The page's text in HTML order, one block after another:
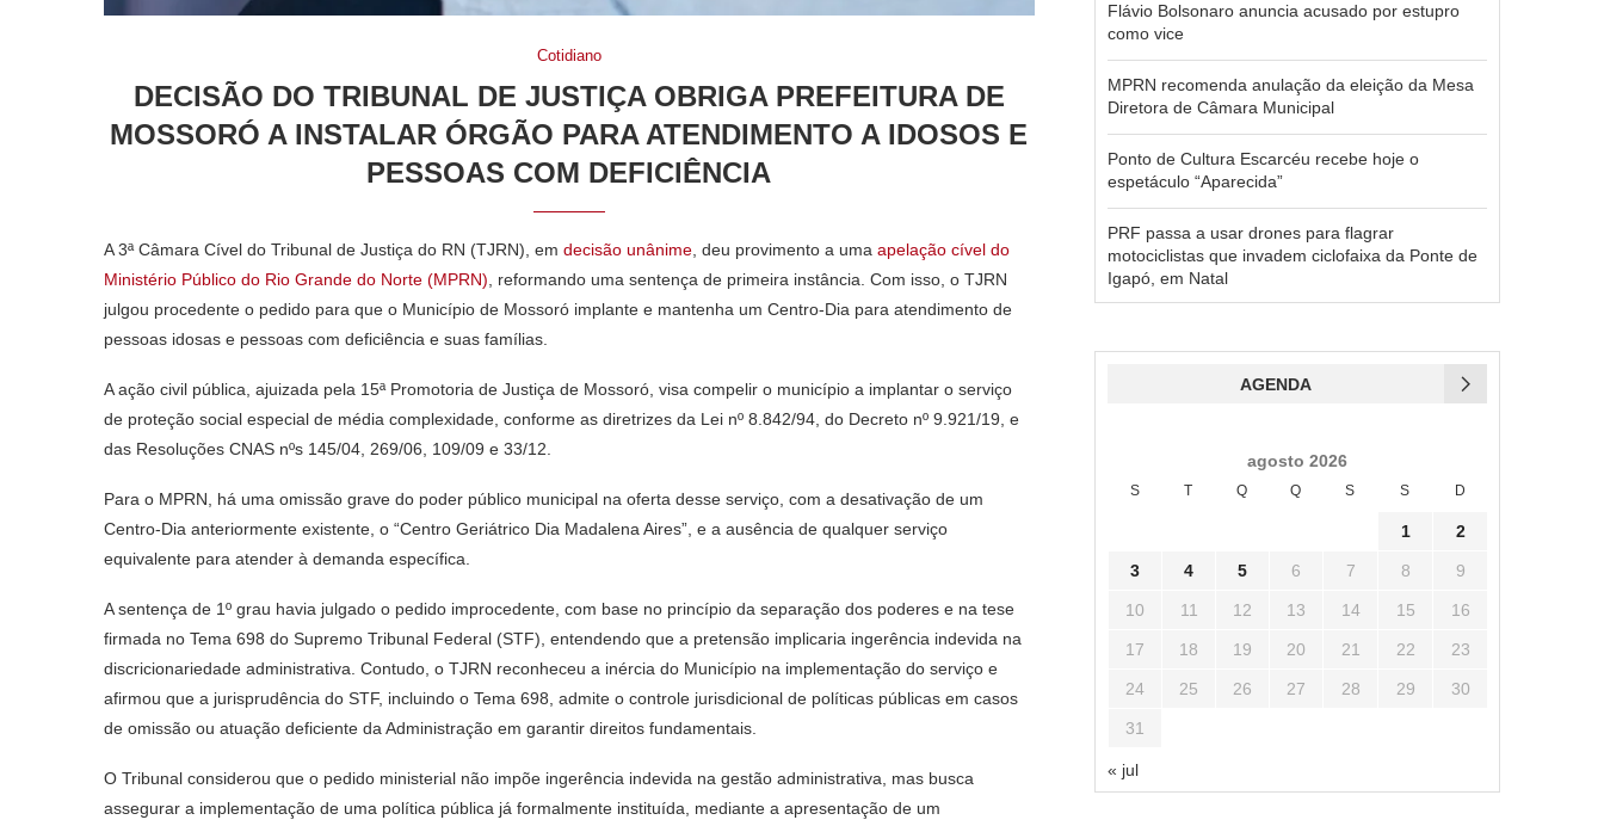
Cotidiano
DECISÃO DO TRIBUNAL DE JUSTIÇA OBRIGA PREFEITURA DE
MOSSORÓ A INSTALAR ÓRGÃO PARA ATENDIMENTO A IDOSOS E
PESSOAS COM DEFICIÊNCIA
A 3ª Câmara Cível do Tribunal de Justiça do RN (TJRN), em decisão unânime , deu provimento a uma apelação cível do
Ministério Público do Rio Grande do Norte (MPRN) , reformando uma sentença de primeira instância. Com isso, o TJRN
julgou procedente o pedido para que o Município de Mossoró implante e mantenha um Centro-Dia para atendimento de
pessoas idosas e pessoas com deficiência e suas famílias.
A ação civil pública, ajuizada pela 15ª Promotoria de Justiça de Mossoró, visa compelir o município a implantar o serviço
de proteção social especial de média complexidade, conforme as diretrizes da Lei nº 8.842/94, do Decreto nº 9.921/19, e
das Resoluções CNAS nºs 145/04, 269/06, 109/09 e 33/12.
Para o MPRN, há uma omissão grave do poder público municipal na oferta desse serviço, com a desativação de um
Centro-Dia anteriormente existente, o “Centro Geriátrico Dia Madalena Aires”, e a ausência de qualquer serviço
equivalente para atender à demanda específica.
A sentença de 1º grau havia julgado o pedido improcedente, com base no princípio da separação dos poderes e na tese
firmada no Tema 698 do Supremo Tribunal Federal (STF), entendendo que a pretensão implicaria ingerência indevida na
discricionariedade administrativa. Contudo, o TJRN reconheceu a inércia do Município na implementação do serviço e
afirmou que a jurisprudência do STF, incluindo o Tema 698, admite o controle jurisdicional de políticas públicas em casos
de omissão ou atuação deficiente da Administração em garantir direitos fundamentais.
O Tribunal considerou que o pedido ministerial não impõe ingerência indevida na gestão administrativa, mas busca
assegurar a implementação de uma política pública já formalmente instituída, mediante a apresentação de um
Flávio Bolsonaro anuncia acusado por estupro
como vice
MPRN recomenda anulação da eleição da Mesa
Diretora de Câmara Municipal
Ponto de Cultura Escarcéu recebe hoje o
espetáculo “Aparecida”
PRF passa a usar drones para flagrar
motociclistas que invadem ciclofaixa da Ponte de
Igapó, em Natal
AGENDA
agosto 2026
S T Q Q S S D
1 2
3 4 5 6 7 8 9
10 11 12 13 14 15 16
17 18 19 20 21 22 23
24 25 26 27 28 29 30
31
« jul